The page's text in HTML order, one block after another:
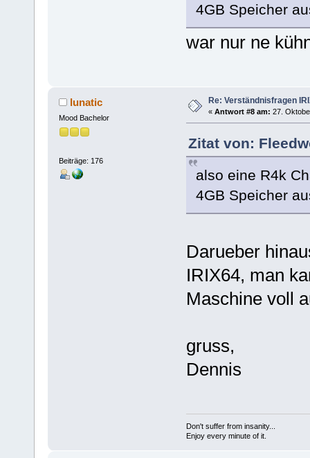
4GB Speicher
war nur ne
lunatic
Mood Bachelor
Beiträge: 176
Re: Verständnisfragen
« Antwort #8 am: 27.
Zitat von:
also eine R4k
4GB Speicher
Darueber
IRIX64, man
Maschine voll
gruss,
Dennis
Don't suffer from insanity...
Enjoy every minute of it.